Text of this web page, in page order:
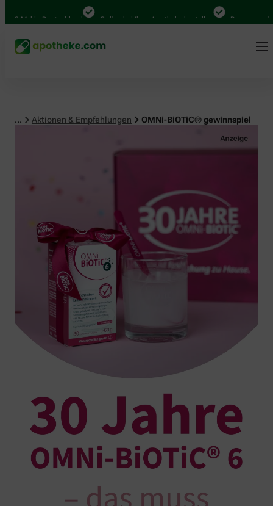
in Deutschland Online bei Ihrer Apotheke bestellen Bequem
... Aktionen & Empfehlungen OMNi-BiOTiC® gewinnspiel